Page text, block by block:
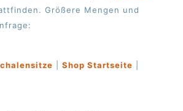
Größere Mengen und
Shop Startseite